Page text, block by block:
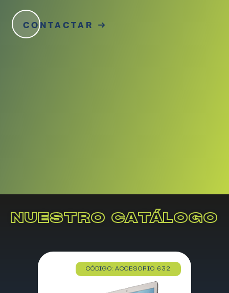
CONTACTAR
NUESTRO CATÁLOGO
CÓDIGO: ACCESORIO 632